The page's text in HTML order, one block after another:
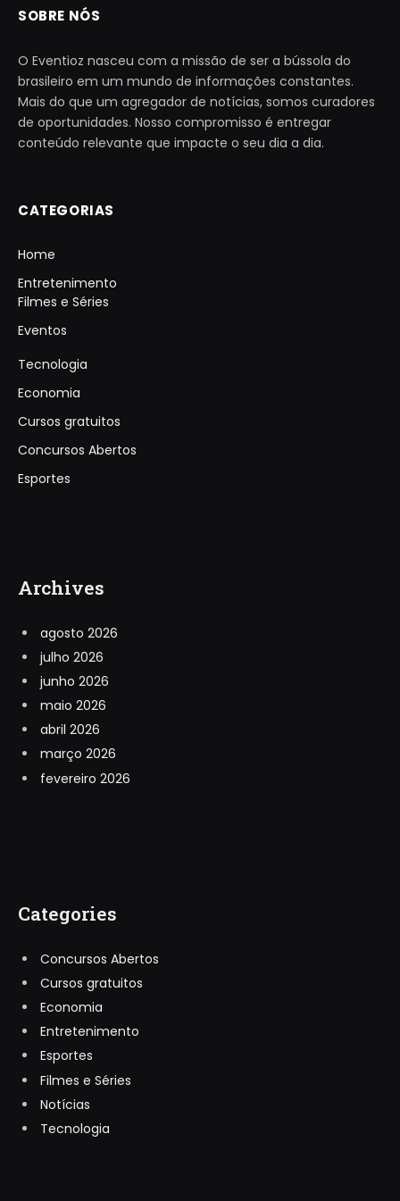
SOBRE NÓS
O Eventioz nasceu com a missão de ser a bússola do
brasileiro em um mundo de informações constantes.
Mais do que um agregador de notícias, somos curadores
de oportunidades. Nosso compromisso é entregar
conteúdo relevante que impacte o seu dia a dia.
CATEGORIAS
Home
Entretenimento
Filmes e Séries
Eventos
Tecnologia
Economia
Cursos gratuitos
Concursos Abertos
Esportes
Archives
agosto 2026
julho 2026
junho 2026
maio 2026
abril 2026
março 2026
fevereiro 2026
Categories
Concursos Abertos
Cursos gratuitos
Economia
Entretenimento
Esportes
Filmes e Séries
Notícias
Tecnologia